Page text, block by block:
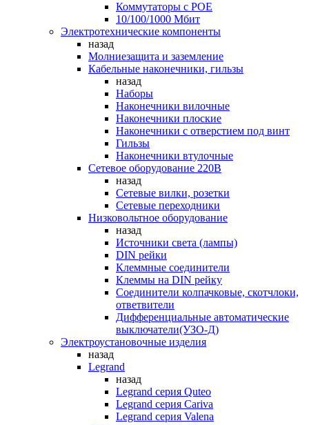
Коммутаторы c POE
10/100/1000 Мбит
Электротехнические компоненты
назад
Молниезащита и заземление
Кабельные наконечники, гильзы
назад
Наборы
Наконечники вилочные
Наконечники плоские
Наконечники с отверстием под винт
Гильзы
Наконечники втулочные
Сетевое оборудование 220В
назад
Сетевые вилки, розетки
Сетевые переходники
Низковольтное оборудование
назад
Источники света (лампы)
DIN рейки
Клеммные соединители
Клеммы на DIN рейку
Соединители колпачковые, скотчлоки,
ответвители
Дифференциальные автоматические
выключатели(УЗО-Д)
Электроустановочные изделия
назад
Legrand
назад
Legrand серия Quteo
Legrand серия Cariva
Legrand серия Valena